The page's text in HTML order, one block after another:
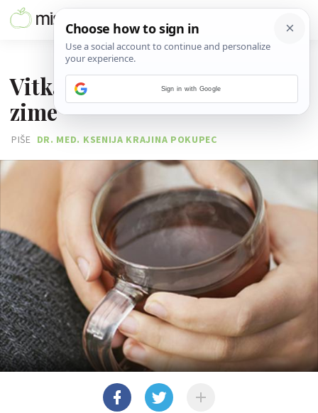
Vitka i zdrava tijekom cijele
zime
PIŠE DR. MED. KSENIJA KRAJINA POKUPEC
Sign in with Google